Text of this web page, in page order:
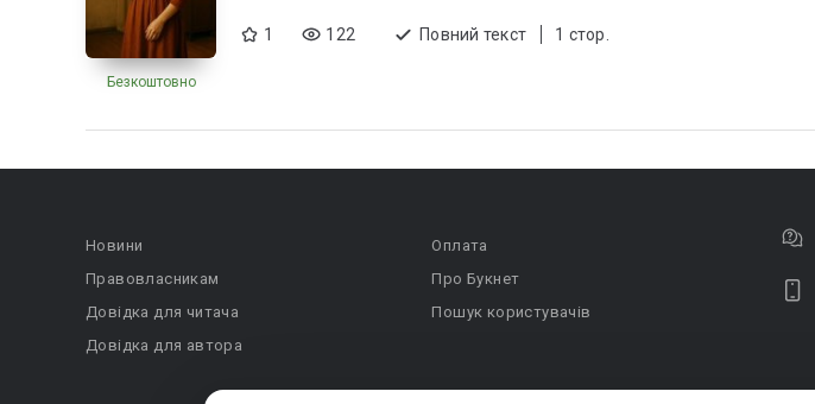
Безкоштовно
1 122 Повний текст 1 стор.
Новини
Правовласникам
Довідка для читача
Довідка для автора
Оплата
Про Букнет
Пошук користувачів